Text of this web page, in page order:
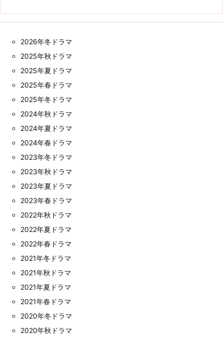
2026年冬ドラマ
2025年秋ドラマ
2025年夏ドラマ
2025年春ドラマ
2025年冬ドラマ
2024年秋ドラマ
2024年夏ドラマ
2024年春ドラマ
2023年冬ドラマ
2023年秋ドラマ
2023年夏ドラマ
2023年春ドラマ
2022年秋ドラマ
2022年夏ドラマ
2022年春ドラマ
2021年冬ドラマ
2021年秋ドラマ
2021年夏ドラマ
2021年春ドラマ
2020年冬ドラマ
2020年秋ドラマ